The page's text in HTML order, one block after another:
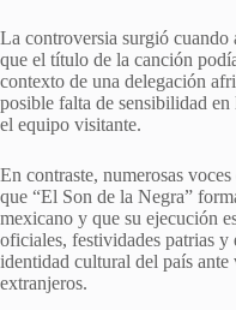
La controversia surgió cuando
que el título de la canción
contexto de una delegación
posible falta de sensibilidad
el equipo visitante.
En contraste, numerosas
que “El Son de la Negra”
mexicano y que su ejecución
oficiales, festividades patrias y
identidad cultural del país ante
extranjeros.